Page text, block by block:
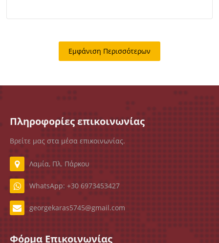
Εμφάνιση Περισσότερων
Πληροφορίες επικοινωνίας
Βρείτε μας στα μέσα επικοινωνίας.
Λαμία, Πλ. Πάρκου
WhatsApp: +30 6973453427
georgekaras5745@gmail.com
Φόρμα Επικοινωνίας